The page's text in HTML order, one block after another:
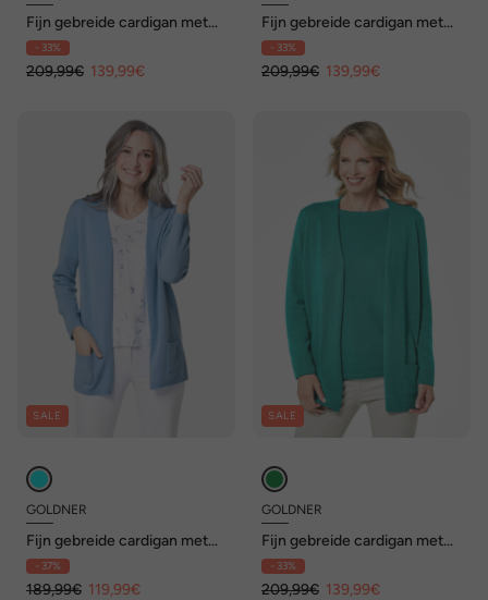
Fijn gebreide cardigan met
lange mouwen
- 33%
209,99€ 139,99€
Fijn gebreide cardigan met
lange mouwen
- 33%
209,99€ 139,99€
SALE
GOLDNER
Fijn gebreide cardigan met
lange mouwen
- 37%
189,99€ 119,99€
SALE
GOLDNER
Fijn gebreide cardigan met
lange mouwen
- 33%
209,99€ 139,99€